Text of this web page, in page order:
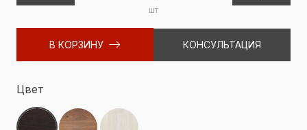
шт
В КОРЗИНУ КОНСУЛЬТАЦИЯ
Цвет